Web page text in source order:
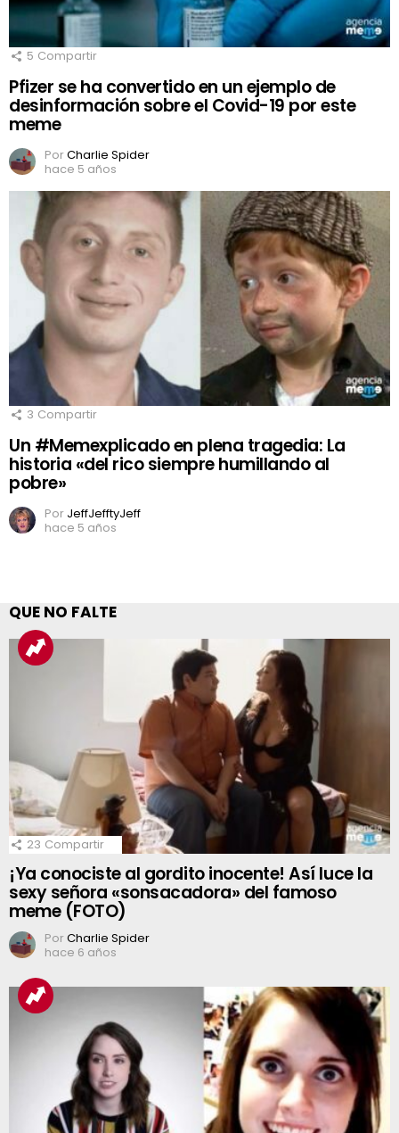
5 Compartir
Pfizer se ha convertido en un ejemplo de
desinformación sobre el Covid-19 por este
meme
PorCharlie Spider
hace 5 años
3 Compartir
Un #Memexplicado en plena tragedia: La
historia «del rico siempre humillando al
pobre»
Por JeffJefftyJeff
hace 5 años
QUE NO FALTE
23 Compartir
¡Ya conociste al gordito inocente! Así luce la
sexy señora «sonsacadora» del famoso
meme (FOTO)
PorCharlie Spider
hace 6 años